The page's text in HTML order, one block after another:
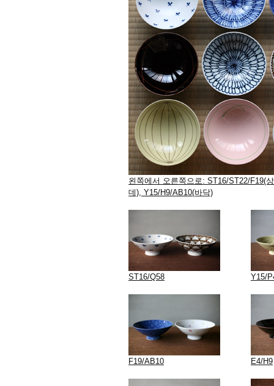
왼쪽에서 오른쪽으로: ST16/ST22/F19(
데), Y15/H9/AB10(바닥)
ST16/Q58 Y15/
F19/AB10 E4/H9